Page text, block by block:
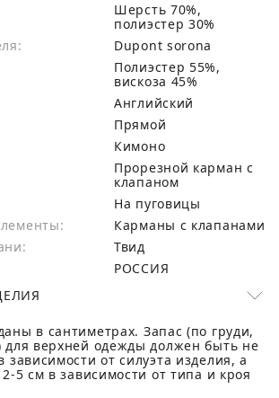
шерсть 70%,
полиэстер 30%
Dupont sorona
Полиэстер 55%,
вискоза 45%
Английский
Прямой
Кимоно
Прорезной карман с
клапаном
На пуговицы
Карманы с клапанами
Твид
РОССИЯ
в сантиметрах. Запас (по груди,
для верхней одежды должен быть не
зависимости от силуэта изделия, а
5 см в зависимости от типа и кроя